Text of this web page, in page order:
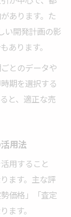
の違い
判断基準
動き
タの読み方
入力いた
あります。た
い開発計画の影
あります。
とのデータや
期を選択する
と、適正な売
用法
用すること
ます。主な評
価格」「査定
ます。